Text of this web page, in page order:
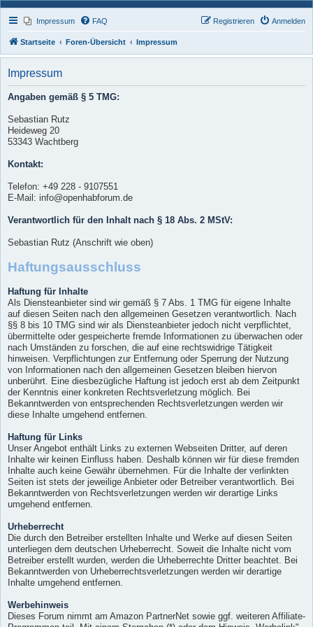
Impressum FAQ Anmelden
Registrieren
Startseite Foren-Übersicht Impressum
Impressum
Angaben gemäß § 5 TMG:
Sebastian Rutz
Heideweg 20
53343 Wachtberg
Kontakt:
Telefon: +49 228 - 9107551
E-Mail: info@openhabforum.de
Verantwortlich für den Inhalt nach § 18 Abs. 2 MStV:
Sebastian Rutz (Anschrift wie oben)
Haftungsausschluss
Haftung für Inhalte
Als Diensteanbieter sind wir gemäß § 7 Abs. 1 TMG für eigene Inhalte
auf diesen Seiten nach den allgemeinen Gesetzen verantwortlich. Nach
§§ 8 bis 10 TMG sind wir als Diensteanbieter jedoch nicht verpflichtet,
übermittelte oder gespeicherte fremde Informationen zu überwachen oder
nach Umständen zu forschen, die auf eine rechtswidrige Tätigkeit
hinweisen. Verpflichtungen zur Entfernung oder Sperrung der Nutzung
von Informationen nach den allgemeinen Gesetzen bleiben hiervon
unberührt. Eine diesbezügliche Haftung ist jedoch erst ab dem Zeitpunkt
der Kenntnis einer konkreten Rechtsverletzung möglich. Bei
Bekanntwerden von entsprechenden Rechtsverletzungen werden wir
diese Inhalte umgehend entfernen.
Haftung für Links
Unser Angebot enthält Links zu externen Webseiten Dritter, auf deren
Inhalte wir keinen Einfluss haben. Deshalb können wir für diese fremden
Inhalte auch keine Gewähr übernehmen. Für die Inhalte der verlinkten
Seiten ist stets der jeweilige Anbieter oder Betreiber verantwortlich. Bei
Bekanntwerden von Rechtsverletzungen werden wir derartige Links
umgehend entfernen.
Urheberrecht
Die durch den Betreiber erstellten Inhalte und Werke auf diesen Seiten
unterliegen dem deutschen Urheberrecht. Soweit die Inhalte nicht vom
Betreiber erstellt wurden, werden die Urheberrechte Dritter beachtet. Bei
Bekanntwerden von Urheberrechtsverletzungen werden wir derartige
Inhalte umgehend entfernen.
Werbehinweis
Dieses Forum nimmt am Amazon PartnerNet sowie ggf. weiteren Affiliate-